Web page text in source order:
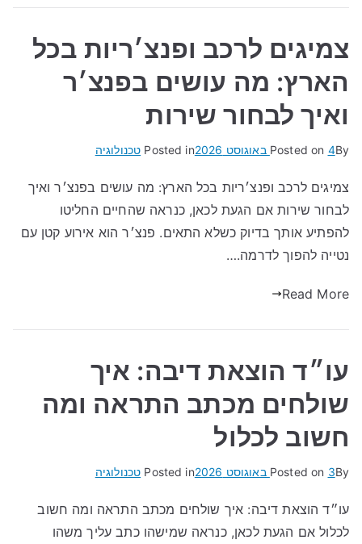
צמיגים לרכב ופנצ׳ריות בכל
הארץ: מה עושים בפנצ׳ר
ואיך לבחור שירות
By
Posted on 4 באוגוסט 2026 Posted in טכנולוגיה
צמיגים לרכב ופנצ׳ריות בכל הארץ: מה עושים בפנצ׳ר ואיך
לבחור שירות אם הגעת לכאן, כנראה שהחיים החליטו
להפתיע אותך בדיוק כשלא התאים. פנצ׳ר הוא אירוע קטן עם
נטייה להפוך לדרמה.…
Read More
עו״ד הוצאת דיבה: איך
שולחים מכתב התראה ומה
חשוב לכלול
By
Posted on 3 באוגוסט 2026 Posted in טכנולוגיה
עו״ד הוצאת דיבה: איך שולחים מכתב התראה ומה חשוב
לכלול אם הגעת לכאן, כנראה שמישהו כתב עליך משהו